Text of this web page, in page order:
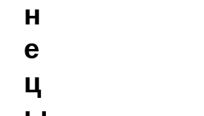
н
е
ц